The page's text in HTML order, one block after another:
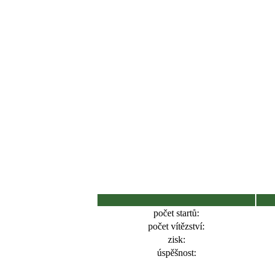
počet startů:
počet vítězství:
zisk:
úspěšnost: